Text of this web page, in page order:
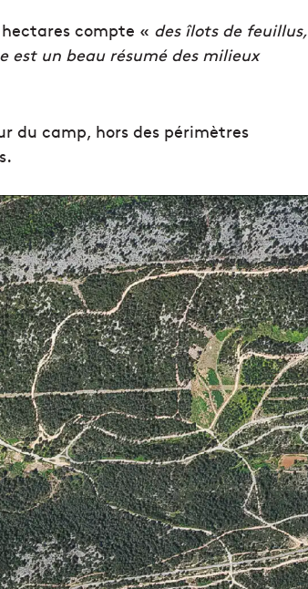
compte « des îlots de feuillus,
est un beau résumé des milieux
du camp, hors des périmètres